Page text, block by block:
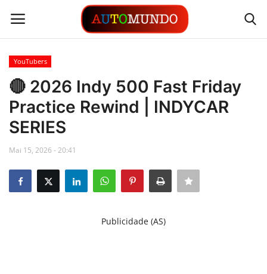
Login
Contato
Links
Busca Direta
YouTubers
🔴 2026 Indy 500 Fast Friday
Practice Rewind | INDYCAR
SERIES
Mai 15, 2026 - 20:41
Publicidade (AS)